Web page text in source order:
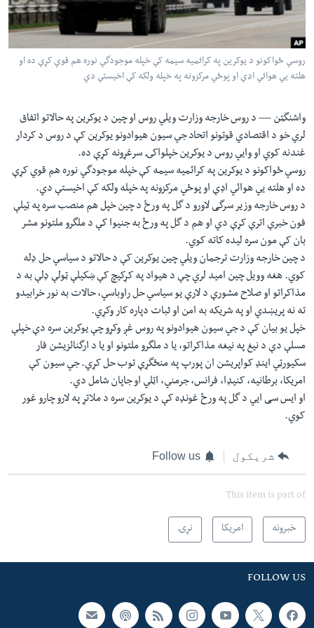
مخکې
مرکزي
لټون
واوړئ
اداریه
Learning English
ژبې
روسي ځواکونو د یوکرین په کرائمیه سیمه کې خپله موجودگي نوره هم قوي کړې ده او
هلته يي هوائي اډې او پوځي مرکزونه په خپله ولکه کې اخیستې دي
واشنگټن — د روس خارجه وزارت ویلي روس او چین د یوکرین په حالاتو اتفاق
لري خو د اقتصادي قوتونو اتحاد جي سیون هیوادونو یوکرین کې د روس د کردار
غندنه کوي او وايي روس د یوکرین خپلواکۍ سرغړونه کړې ده.
روسي ځواکونو د یوکرین په کرائمیه سیمه کې خپله موجودگي نوره هم قوي کړې
ده او هلته يي هوائي اډې او پوځي مرکزونه په خپله ولکه کې اخیستې دي.
د روس خارجه وزیر سرگی لاورو د گل په ورځ د چین خپل هم منصب سره په ټیلې
فون خبرې اترې کړې دي او هم د گل په ورځ به جنیوا کې د ملگرو ملتونو مشر
بان کې مون سره لیده کاته کوي.
د چین خارجه وزارت ترجمان ویلي چین یوکرین کې د حالاتو د سیاسي حل ډله
کوي. هغه وویل چین امید لري چې د هیواد په کړکیچ کې ښکیلې ټولې ډلې به د
مذاکراتو او صلاح مشورې د لارې یو سیاسي حل راوباسي، حالات به نور خرابیدو
ته نه پریښدي او په شریکه به امن او ثبات دپاره کار وکړي.
خپل یو بیان کې د جي سیون هیوادونو په روس غږ وکړو چې یوکرین سره دې خپلې
مسلې دې د نیغ په نیغه مذاکراتو، یا د ملگرو ملتونو او یا د ارگنائزیشن فار
سکیورټي اینډ کواپریشن ان پورپ په منځگړې توب حل کړي. جي سیون کې
امریکا، برطانیه، کنیډا، فرانس، جرمني، اټلي او جاپان شامل دي.
او ایس سی ایي د گل په ورځ غونډه کې د یوکرین سره د ملاتړ په لارو چارو غور
کوي.
شریکول Follow us
This item is part of
خبرونه امریکا نړۍ
FOLLOW US